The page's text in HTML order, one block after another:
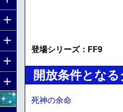
登場シリーズ：FF9
開放条件とな
死神の余命